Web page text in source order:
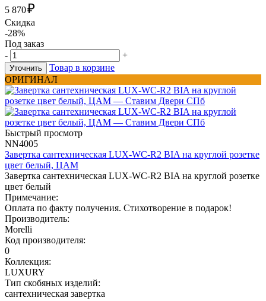
5 870₽
Скидка
-28%
Под заказ
-
+
Уточнить
Товар в корзине
ОРИГИНАЛ
Быстрый просмотр
NN4005
Завертка сантехническая LUX-WC-R2 BIA на круглой розетке
цвет белый, ЦАМ
Завертка сантехническая LUX-WC-R2 BIA на круглой розетке
цвет белый
Примечание:
Оплата по факту получения. Стихотворение в подарок!
Производитель:
Morelli
Код производителя:
0
Коллекция:
LUXURY
Тип скобяных изделий:
сантехническая завертка